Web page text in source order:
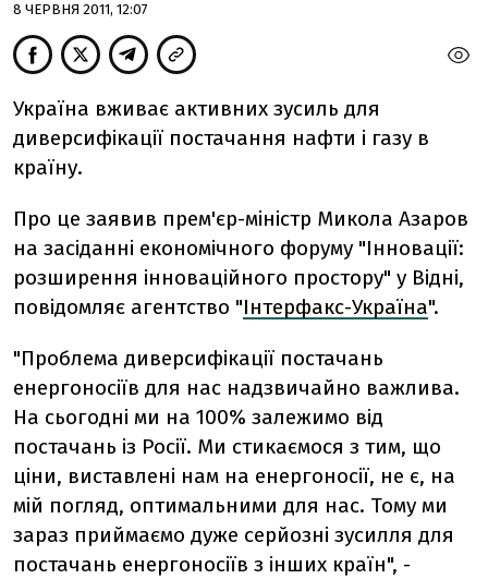
8 ЧЕРВНЯ 2011, 12:07
Україна вживає активних зусиль для
диверсифікації постачання нафти і газу в
країну.
Про це заявив прем'єр-міністр Микола Азаров
на засіданні економічного форуму "Інновації:
розширення інноваційного простору" у Відні,
повідомляє агентство "Інтерфакс-Україна".
"Проблема диверсифікації постачань
енергоносіїв для нас надзвичайно важлива.
На сьогодні ми на 100% залежимо від
постачань із Росії. Ми стикаємося з тим, що
ціни, виставлені нам на енергоносії, не є, на
мій погляд, оптимальними для нас. Тому ми
зараз приймаємо дуже серйозні зусилля для
постачань енергоносіїв з інших країн", -